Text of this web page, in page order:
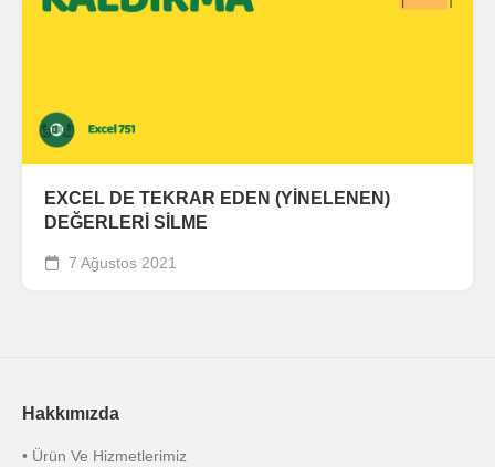
EXCEL DE TEKRAR EDEN (YİNELENEN)
DEĞERLERİ SİLME
7 Ağustos 2021
Hakkımızda
• Ürün Ve Hizmetlerimiz